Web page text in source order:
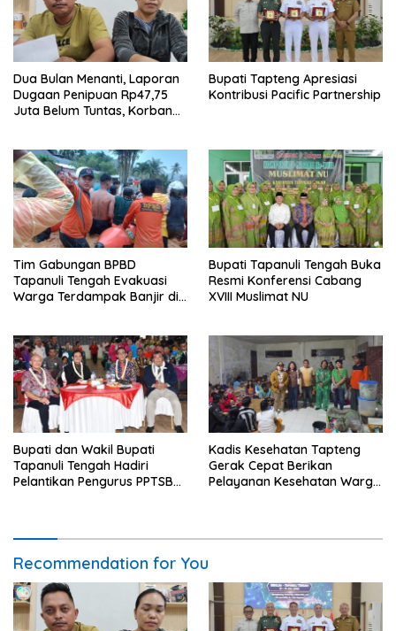
Dua Bulan Menanti, Laporan
Dugaan Penipuan Rp47,75
Juta Belum Tuntas, Korban
Bupati Tapteng Apresiasi
Kontribusi Pacific Partnership
Tim Gabungan BPBD
Tapanuli Tengah Evakuasi
Warga Terdampak Banjir di
Bupati Tapanuli Tengah Buka
Resmi Konferensi Cabang
XVIII Muslimat NU
Bupati dan Wakil Bupati
Tapanuli Tengah Hadiri
Pelantikan Pengurus PPTSB
Kadis Kesehatan Tapteng
Gerak Cepat Berikan
Pelayanan Kesehatan Warga
Recommendation for You